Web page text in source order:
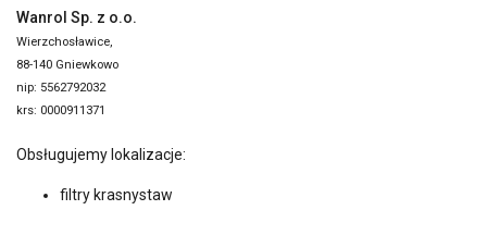
Wanrol Sp. z o.o.
Wierzchosławice,
88-140 Gniewkowo
nip: 5562792032
krs: 0000911371
Obsługujemy lokalizacje:
filtry krasnystaw